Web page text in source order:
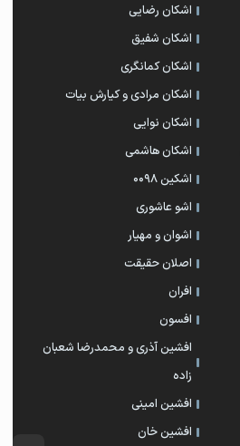
اشکان رضایی
اشکان شفیق
اشکان‌ کمانگری
اشکان مرادی و کیارش بیات
اشکان نوایی
اشکان هاشمی
اشکین ۰۰۹۸
اشو عاشوری
اشوان و مهیار
اصلان حقیقت
افران
افسون
افشین آذری و محمدرضا شعبان
زاده
افشین امینی
افشین خان